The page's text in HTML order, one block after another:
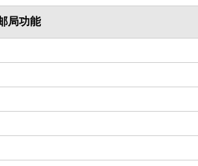
局功能